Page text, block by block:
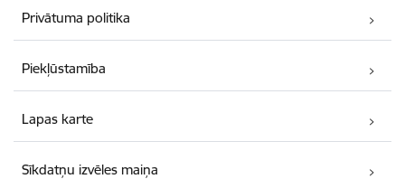
Privātuma politika
Piekļūstamība
Lapas karte
Sīkdatņu izvēles maiņa